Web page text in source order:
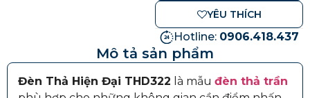
YÊU THÍCH
Hotline: 0906.418.437
Mô tả sản phẩm
Đèn Thả Hiện Đại THD322 là mẫu đèn thả trần